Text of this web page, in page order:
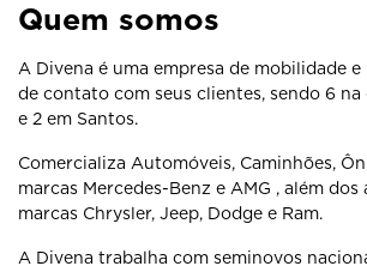
Quem somos
A Divena é uma empresa de mobilidade
de contato com seus clientes, sendo 6 na
e 2 em Santos.
Comercializa Automóveis, Caminhões,
marcas Mercedes-Benz e AMG , além
marcas Chrysler, Jeep, Dodge e Ram.
A Divena trabalha com seminovos